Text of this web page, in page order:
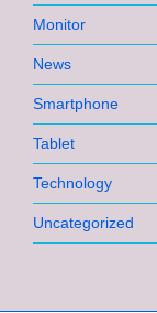
Monitor
News
Smartphone
Tablet
Technology
Uncategorized